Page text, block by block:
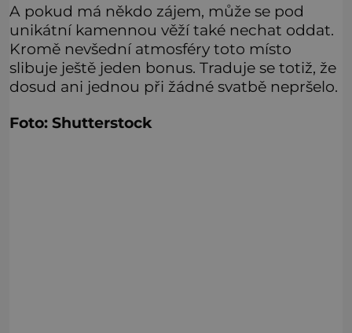
A pokud má někdo zájem, může se pod
unikátní kamennou věží také nechat oddat.
Kromě nevšední atmosféry toto místo
slibuje ještě jeden bonus. Traduje se totiž, že
dosud ani jednou při žádné svatbě nepršelo.
Foto: Shutterstock